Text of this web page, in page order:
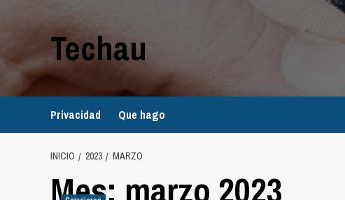
Techau
Privacidad Que hago
INICIO 2023 MARZO
Mes: marzo 2023